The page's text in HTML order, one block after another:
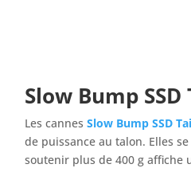
Slow Bump
Les cannesSlow Bump SSD
de puissance au talon. Elles
soutenir plus de 400 g affiche